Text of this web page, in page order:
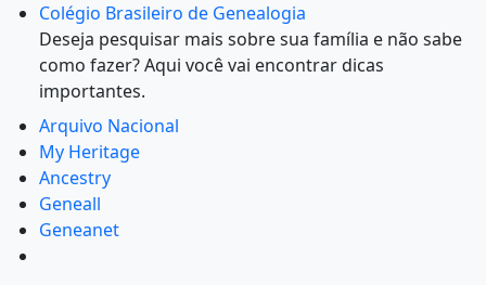
Colégio Brasileiro de Genealogia
Deseja pesquisar mais sobre sua família e não sabe
como fazer? Aqui você vai encontrar dicas
importantes.
Arquivo Nacional
My Heritage
Ancestry
Geneall
Geneanet